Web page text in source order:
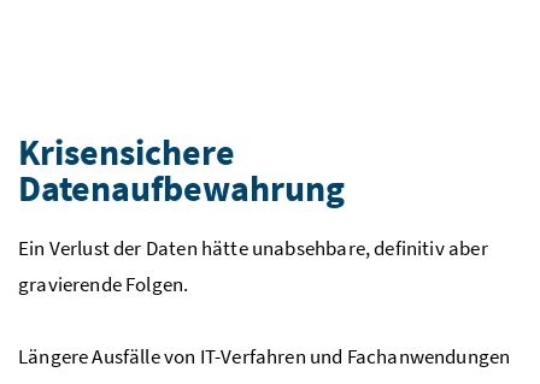
Krisensichere
Datenaufbewahrung
Ein Verlust der Daten hätte unabsehbare, definitiv aber
gravierende Folgen.
Längere Ausfälle von IT-Verfahren und Fachanwendungen